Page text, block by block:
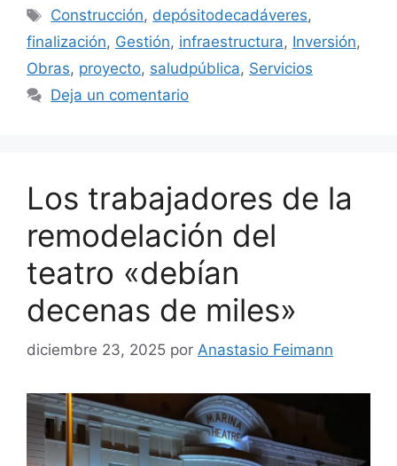
Etiquetas
Construcción, depósitodecadáveres,
finalización, Gestión, infraestructura, Inversión,
Obras, proyecto, saludpública, Servicios
Deja un comentario
Los trabajadores de la
remodelación del
teatro «debían
decenas de miles»
diciembre 23, 2025 por Anastasio Feimann